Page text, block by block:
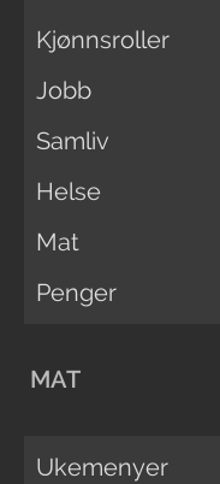
Kjønnsroller
Jobb
Samliv
Helse
Mat
Penger
MAT
Ukemenyer